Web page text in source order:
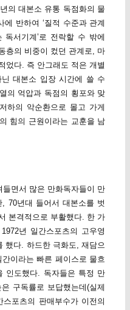
의 대본소 유통 독점화의 물
반하여 ‘질적 수준과 관계
서기계’로 전락할 수 밖에
층의 비중이 컸던 관계로, 마
었다. 즉 안그래도 적은 개별
대본소 입장 시간에 쓸 수
의 억압과 독점의 횡포와 맞
하의 악순환으로 몰고 가게
힘의 근원이라는 교훈을 남
면서 많은 만화독자들이 만
70년대 들어서 대본소를 벗
본격적으로 부활했다. 한 가
년 일간스포츠의 고우영
했다. 하드한 극화도, 재담으
간이라는 빠른 페이스로 물흐
인도했다. 독자들은 특정 만
구독률로 보답했는데(실제
포츠의 판매부수가 이전의